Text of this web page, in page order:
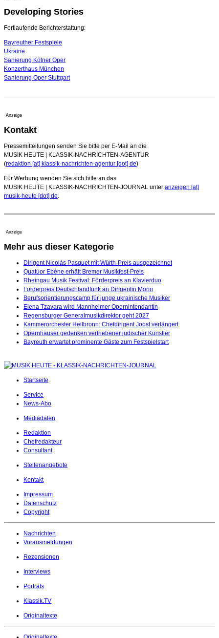
Dirigent Nicolás Pasquet mit Würth-Preis der
Jeunesses Musicales ausgezeichnet
07. August 2026 - 13:20 Uhr
Developing Stories
Fortlaufende Berichterstattung:
Bayreuther Festspiele
Ukraine
Sanierung Kölner Oper
Konzerthaus München
Sanierung Oper Stuttgart
Anzeige
Kontakt
Pressemitteilungen senden Sie bitte per E-Mail an die
MUSIK HEUTE | KLASSIK-NACHRICHTEN-AGENTUR
(redaktion [at] klassik-nachrichten-agentur [dot] de)
Für Werbung wenden Sie sich bitte an das
MUSIK HEUTE | KLASSIK-NACHRICHTEN-JOURNAL unter anzeigen [at]
musik-heute [dot] de
Anzeige
Mehr aus dieser Kategorie
Dirigent Nicolás Pasquet mit Würth-Preis ausgezeichnet
Quatuor Ebène erhält Bremer Musikfest-Preis
Rheingau Musik Festival: Förderpreis an Klavierduo
Förderpreis Deutschlandfunk an Dirigentin Morin
Berufsorientierungscamp für junge ukrainische Musiker
Elena Tzavara wird Mannheimer Opernintendantin
Regensburger Generalmusikdirektor geht 2027
Kammerorchester Heilbronn: Chefdirigent Joost verlängert
Opernhäuser gedenken vertriebener jüdischer Künstler
Bayreuth erwartet prominente Gäste zum Festspielstart
Startseite
Service
News-Abo
Mediadaten
Redaktion
Chefredakteur
Consultant
Stellenangebote
Kontakt
Impressum
Datenschutz
Copyright
Nachrichten
Vorausmeldungen
Rezensionen
Interviews
Porträts
Klassik.TV
Originaltexte